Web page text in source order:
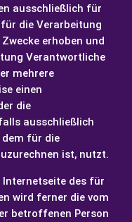
ausschließlich für
die Verarbeitung
erhoben und
Verantwortliche
mehrere
einen
die
ausschließlich
dem für die
ist, nutzt.
Internetseite des für
wird ferner die vom
betroffenen Person